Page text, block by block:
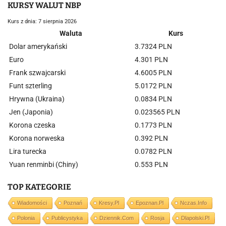
KURSY WALUT NBP
Kurs z dnia: 7 sierpnia 2026
Waluta
Kurs
Dolar amerykański
3.7324 PLN
Euro
4.301 PLN
Frank szwajcarski
4.6005 PLN
Funt szterling
5.0172 PLN
Hrywna (Ukraina)
0.0834 PLN
Jen (Japonia)
0.023565 PLN
Korona czeska
0.1773 PLN
Korona norweska
0.392 PLN
Lira turecka
0.0782 PLN
Yuan renminbi (Chiny)
0.553 PLN
TOP KATEGORIE
Wiadomości Poznań Kresy.pl Epoznan.pl Nczas.info
Polonia Publicystyka Dziennik.com Rosja Dlapolski.pl